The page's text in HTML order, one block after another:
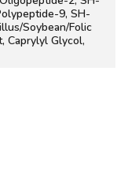
9, SH-
Soybean/Folic
Caprylyl Glycol,